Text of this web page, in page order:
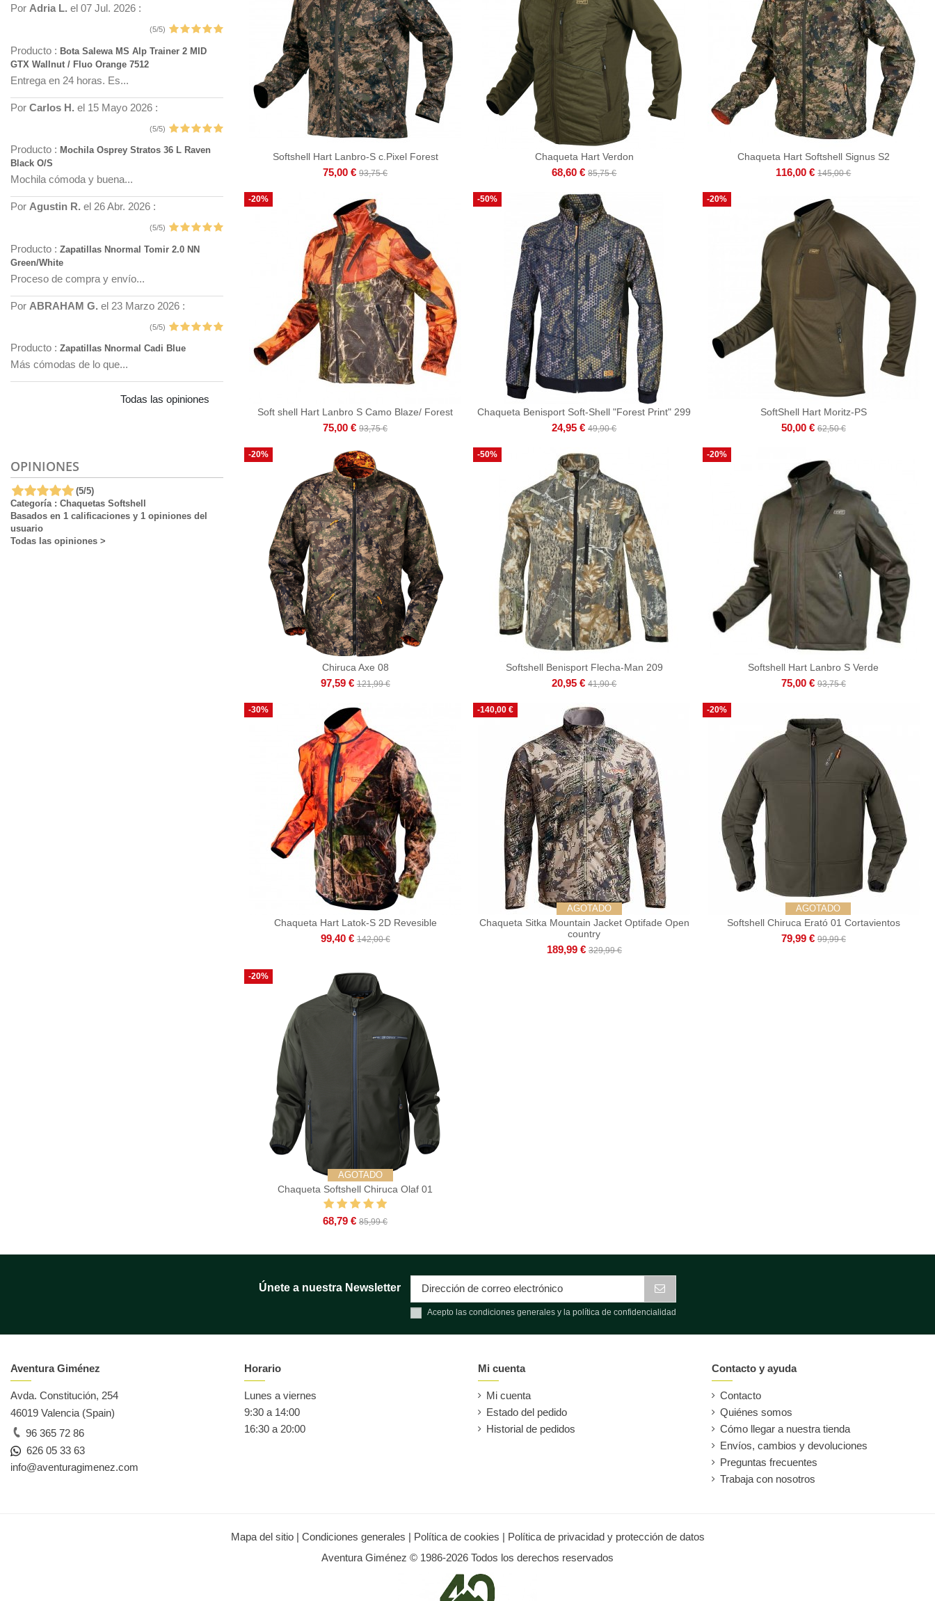
Softshell Hart Lanbro-S c.Pixel Forest
75,00 € 93,75 €
Chaqueta Hart Verdon
68,60 € 85,75 €
Chaqueta Hart Softshell Signus S2
116,00 € 145,00 €
-20%
Soft shell Hart Lanbro S Camo Blaze/ Forest
75,00 € 93,75 €
-50%
Chaqueta Benisport Soft-Shell "Forest Print" 299
24,95 € 49,90 €
-20%
SoftShell Hart Moritz-PS
50,00 € 62,50 €
-20%
Chiruca Axe 08
97,59 € 121,99 €
-50%
Softshell Benisport Flecha-Man 209
20,95 € 41,90 €
-20%
Softshell Hart Lanbro S Verde
75,00 € 93,75 €
-30%
Chaqueta Hart Latok-S 2D Revesible
99,40 € 142,00 €
AGOTADO
-140,00 €
Chaqueta Sitka Mountain Jacket Optifade Open
country
189,99 € 329,99 €
AGOTADO
-20%
Softshell Chiruca Erató 01 Cortavientos
79,99 € 99,99 €
AGOTADO
-20%
Chaqueta Softshell Chiruca Olaf 01
68,79 € 85,99 €
Por Adria L. el 07 Jul. 2026 :
(5/5)
Producto : Bota Salewa MS Alp Trainer 2 MID
GTX Wallnut / Fluo Orange 7512
Entrega en 24 horas. Es...
Por Carlos H. el 15 Mayo 2026 :
(5/5)
Producto : Mochila Osprey Stratos 36 L Raven
Black O/S
Mochila cómoda y buena...
Por Agustin R. el 26 Abr. 2026 :
(5/5)
Producto : Zapatillas Nnormal Tomir 2.0 NN
Green/White
Proceso de compra y envío...
Por ABRAHAM G. el 23 Marzo 2026 :
(5/5)
Producto : Zapatillas Nnormal Cadi Blue
Más cómodas de lo que...
Todas las opiniones
OPINIONES
(5/5)
Categoría : Chaquetas Softshell
Basados en 1 calificaciones y 1 opiniones del
usuario
Todas las opiniones >
Únete a nuestra Newsletter
Acepto las condiciones generales y la política de confidencialidad
Aventura Giménez
Avda. Constitución, 254
46019 Valencia (Spain)
96 365 72 86
626 05 33 63
info@aventuragimenez.com
Horario
Lunes a viernes
9:30 a 14:00
16:30 a 20:00
Mi cuenta
Mi cuenta
Estado del pedido
Historial de pedidos
Contacto y ayuda
Contacto
Quiénes somos
Cómo llegar a nuestra tienda
Envíos, cambios y devoluciones
Preguntas frecuentes
Trabaja con nosotros
Mapa del sitio | Condiciones generales | Política de cookies | Política de privacidad y protección de datos
Aventura Giménez © 1986-2026 Todos los derechos reservados